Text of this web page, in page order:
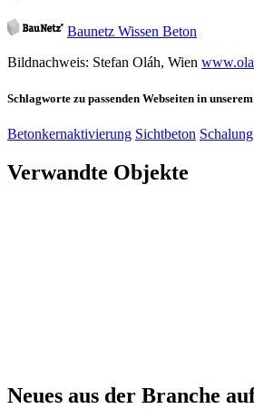
Baunetz Wissen Beton
Bildnachweis: Stefan Oláh, Wien
Schlagworte zu passenden Webseiten in
Betonkernaktivierung Sichtbeton Schalung
Verwandte Objekte
Neues aus der Branche